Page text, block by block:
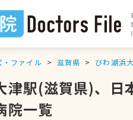
・ファイル 滋賀県 びわ湖浜
津駅(滋賀県)、日
院一覧